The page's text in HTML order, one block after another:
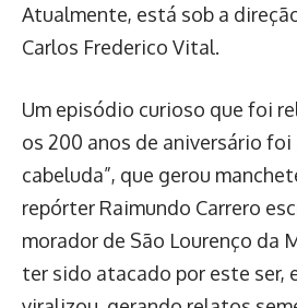
Atualmente, está sob a
Carlos Frederico Vital.
Um episódio curioso que foi
os 200 anos de aniversário foi
cabeluda”, que gerou
repórter Raimundo Carrero
morador de São Lourenço da
ter sido atacado por este ser,